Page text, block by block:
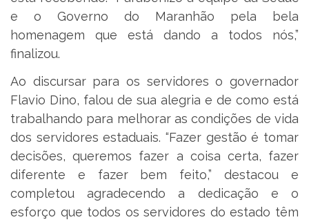
e o Governo do Maranhão pela bela
homenagem que está dando a todos nós,”
finalizou.
Ao discursar para os servidores o governador
Flavio Dino, falou de sua alegria e de como está
trabalhando para melhorar as condições de vida
dos servidores estaduais. “Fazer gestão é tomar
decisões, queremos fazer a coisa certa, fazer
diferente e fazer bem feito,” destacou e
completou agradecendo a dedicação e o
esforço que todos os servidores do estado têm